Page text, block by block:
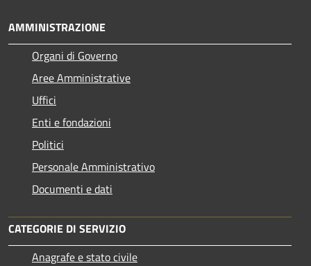
AMMINISTRAZIONE
Organi di Governo
Aree Amministrative
Uffici
Enti e fondazioni
Politici
Personale Amministrativo
Documenti e dati
CATEGORIE DI SERVIZIO
Anagrafe e stato civile